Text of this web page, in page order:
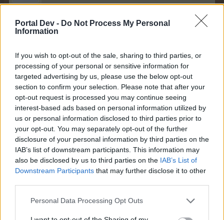
Portal Dev - Do Not Process My Personal
Information
If you wish to opt-out of the sale, sharing to third parties, or
processing of your personal or sensitive information for
targeted advertising by us, please use the below opt-out
section to confirm your selection. Please note that after your
opt-out request is processed you may continue seeing
interest-based ads based on personal information utilized by
us or personal information disclosed to third parties prior to
your opt-out. You may separately opt-out of the further
disclosure of your personal information by third parties on the
IAB’s list of downstream participants. This information may
also be disclosed by us to third parties on the IAB’s List of
Downstream Participants that may further disclose it to other
Personal Data Processing Opt Outs
gdy używamy nawozu natychmiastowe drzewo to zadania nie
nie chodziło mi o informację na którą znam
odpowiedź....Myślę, że takie rady niepotrzebnie
zaśmiecają forum.....
agniecha$
Chodząca legenda forum
że takie rady niepotrzebnie zaśmiecają forum.....